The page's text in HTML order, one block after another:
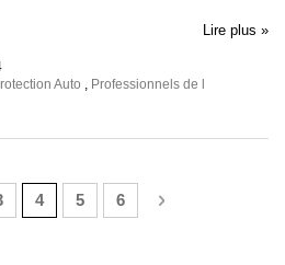
Lire plus »
Auto
Professionnels de l
Vous lisez actuellement la page
4 Page
5 Page
6 Page
Suivant